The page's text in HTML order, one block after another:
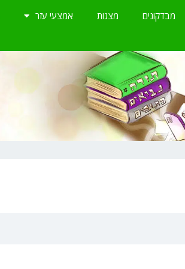
מבדקונים מצגות אמצעי עזר